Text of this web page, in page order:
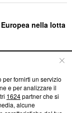
nella lotta
su Blasting
ci impegniamo a
aderenza a
fornirti un servizio
e per analizzare il
1624partner che si
alcune